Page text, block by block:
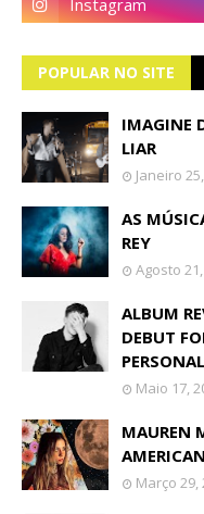
POPULAR NO SITE
IMAGINE
LIAR
Janeiro
AS
REY
Agosto
ALBUM
DEBUT
Maio 17,
MAUREN
Março 29,